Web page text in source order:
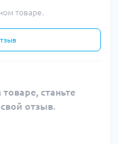
товаре.
станьте
отзыв.